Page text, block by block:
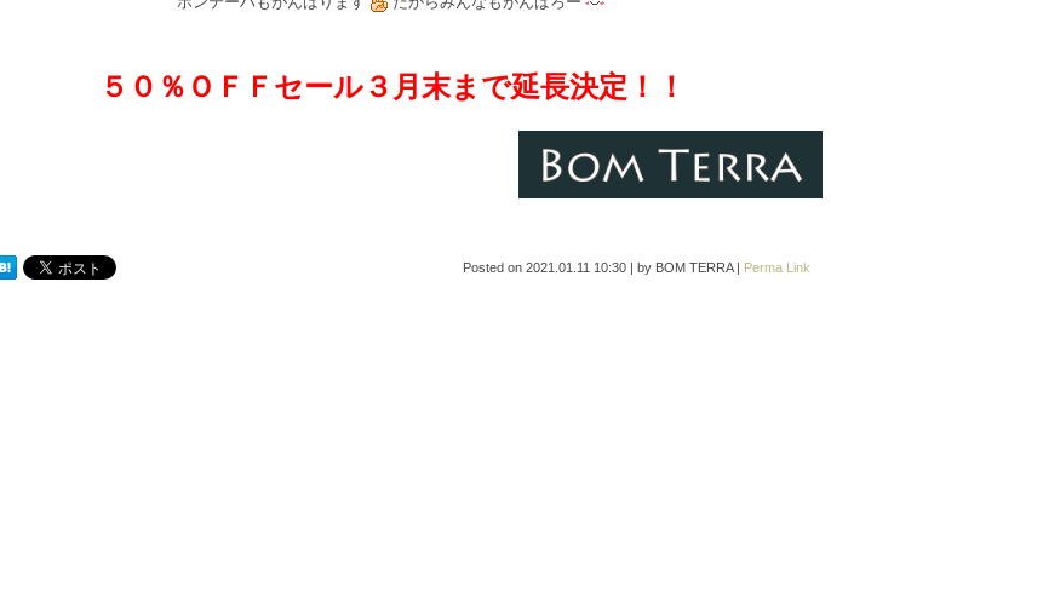
５０％ＯＦＦセール３月末まで延長決定！！
Posted on 2021.01.11 10:30 | by BOM TERRA| Perma Link